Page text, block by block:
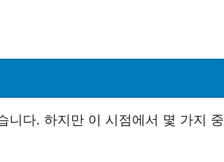
니다. 하지만 이 시점에서 몇 가지 중